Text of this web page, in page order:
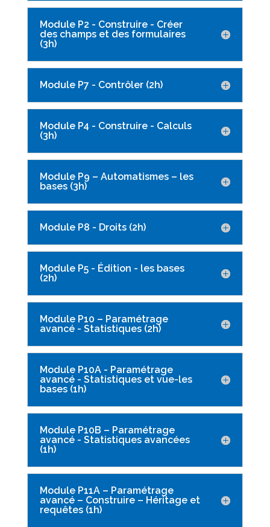
Module P2 - Construire - Créer
des champs et des formulaires
(3h)
Module P7 - Contrôler (2h)
Module P4 - Construire - Calculs
(3h)
Module P9 – Automatismes – les
bases (3h)
Module P8 - Droits (2h)
Module P5 - Édition - les bases
(2h)
Module P10 – Paramétrage
avancé - Statistiques (2h)
Module P10A - Paramétrage
avancé - Statistiques et vue-les
bases (1h)
Module P10B – Paramétrage
avancé - Statistiques avancées
(1h)
Module P11A – Paramétrage
avancé – Construire – Héritage et
requêtes (1h)